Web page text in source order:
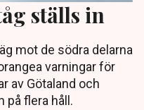
ställs in
mot de södra delarna
varningar för
av Götaland och
på flera håll.